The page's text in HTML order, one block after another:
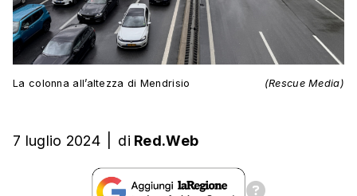
La colonna all’altezza di Mendrisio (Rescue Media)
7 luglio 2024 di Red.Web